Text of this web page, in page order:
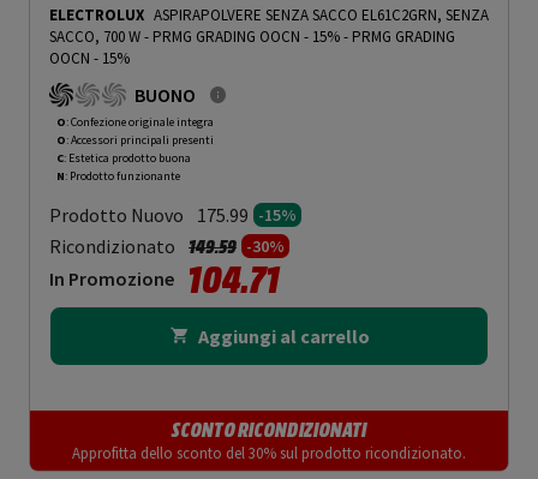
ELECTROLUX ASPIRAPOLVERE SENZA SACCO EL61C2GRN, SENZA
SACCO, 700 W - PRMG GRADING OOCN - 15%- PRMG GRADING
OOCN - 15%
BUONO
O: Confezione originale integra
O: Accessori principali presenti
C: Estetica prodotto buona
N: Prodotto funzionante
Prodotto Nuovo 175.99 -15%
Ricondizionato Prezzo ridotto da
149.59a-30%
In Promozione 104.71
Aggiungi al carrello
SCONTO RICONDIZIONATI
Approfitta dello sconto del 30% sul prodotto ricondizionato.